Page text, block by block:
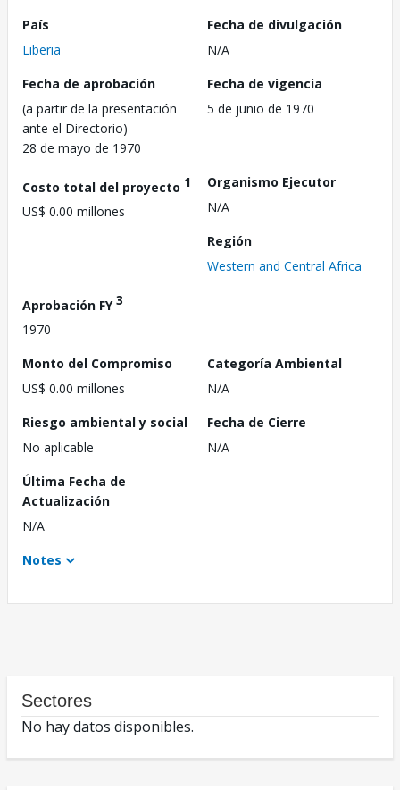
País
Liberia
Fecha de divulgación
N/A
Fecha de aprobación
(a partir de la presentación
ante el Directorio)
28 de mayo de 1970
Fecha de vigencia
5 de junio de 1970
Costo total del proyecto 1
US$ 0.00 millones
Organismo Ejecutor
N/A
Región
Western and Central Africa
Aprobación FY3
1970
Monto del Compromiso
US$ 0.00 millones
Categoría Ambiental
N/A
Riesgo ambiental y social
No aplicable
Fecha de Cierre
N/A
Última Fecha de
Actualización
N/A
Notes
Sectores
No hay datos disponibles.